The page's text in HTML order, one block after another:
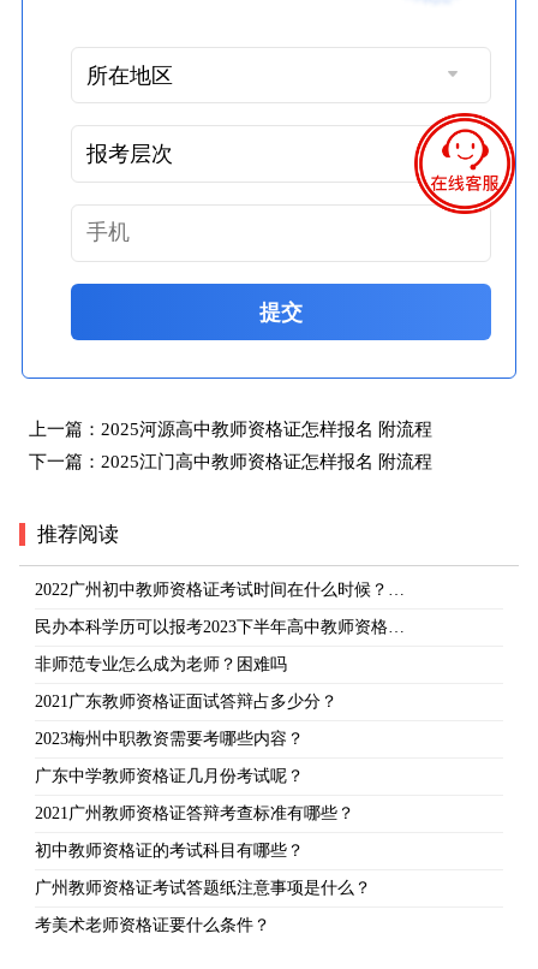
提交
上一篇： 2025河源高中教师资格证怎样报名 附流程
下一篇： 2025江门高中教师资格证怎样报名 附流程
推荐阅读
2022广州初中教师资格证考试时间在什么时候？…
民办本科学历可以报考2023下半年高中教师资格…
非师范专业怎么成为老师？困难吗
2021广东教师资格证面试答辩占多少分？
2023梅州中职教资需要考哪些内容？
广东中学教师资格证几月份考试呢？
2021广州教师资格证答辩考查标准有哪些？
初中教师资格证的考试科目有哪些？
广州教师资格证考试答题纸注意事项是什么？
考美术老师资格证要什么条件？